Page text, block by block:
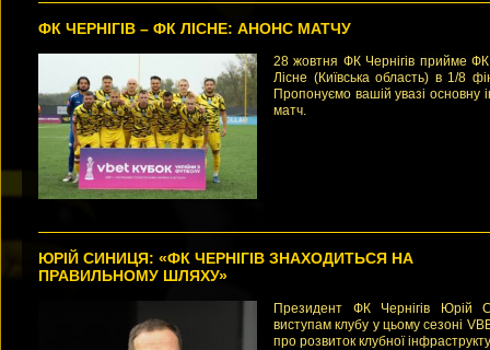
ФК ЧЕРНІГІВ – ФК ЛІСНЕ: АНОНС МАТЧУ
28 жовтня ФК Чернігів прийме ФК
Лісне (Київська область) в 1/8
Пропонуємо вашій увазі основну
матч.
ЮРІЙ СИНИЦЯ: «ФК ЧЕРНІГІВ ЗНАХОДИТЬСЯ НА
ПРАВИЛЬНОМУ ШЛЯХУ»
Президент ФК Чернігів Юрій
виступам клубу у цьому сезоні
про розвиток клубної